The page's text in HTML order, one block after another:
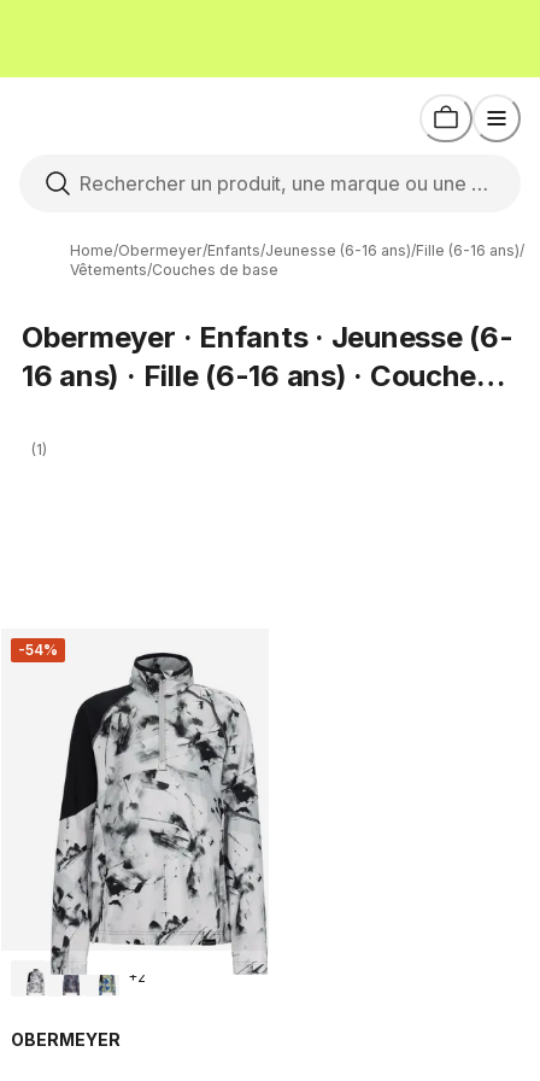
Home/Obermeyer/Enfants/Jeunesse (6-16 ans)/Fille (6-16 ans)/
Vêtements/Couches de base
Obermeyer · Enfants · Jeunesse (6-
16 ans) · Fille (6-16 ans) · Couches
(1)
-54%
+2
OBERMEYER